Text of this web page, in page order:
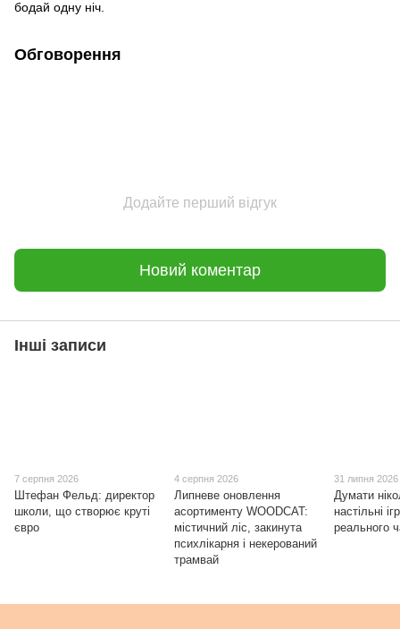
бодай одну ніч.
Обговорення
Додайте перший відгук
Новий коментар
Інші записи
7 серпня 2026
Штефан Фельд: директор
школи, що створює круті
євро
4 серпня 2026
Липневе оновлення
асортименту WOODCAT:
містичний ліс, закинута
психлікарня і некерований
трамвай
31 липня 2026
Думати
настільні
реального